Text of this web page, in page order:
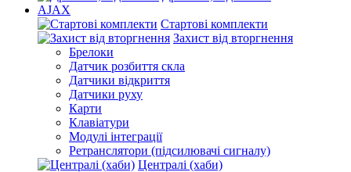
AJAX
Стартові комплекти
Захист від вторгнення
Брелоки
Датчик розбиття скла
Датчики відкриття
Датчики руху
Карти
Клавіатури
Модулі інтеграції
Ретранслятори (підсилювачі сигналу)
Централі (хаби)